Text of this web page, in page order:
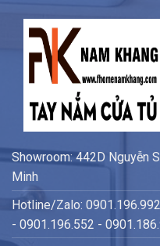
Showroom: 442D Nguyễn
Minh
Hotline/Zalo:
- 0901.196.552 -